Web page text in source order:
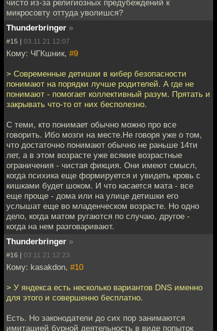
чисто из-за религиозных предубеждений к
микросовту оттуда уволишся?
Thunderbringer »
#15 | 03.11.21 12:07
Кому: ЧГКшник, #9
> Современные детишки в кибер безопасности
понимают на порядки лучше родителей. А где не
понимают - помогает коллективный разум. Прятать и
закрывать что-то от них бесполезно.
С теми, кто понимает обычно можно про все
говорить. Ибо мозги на месте.Не говоря уже о том,
что достаточно понимают обычно не раньше 14ти
лет, а в этом возрасте уже всякие возрастные
ограничения - чистая фикция. Они имеют смысл,
когда психика еще формируется и увидеть кровь с
кишками будет шоком. И что касается мата - все
еще проще - дома или на улице детишки его
услышат еще во младенческом возрасте. Но одно
дело, когда матом ругаются по случаю, другое -
когда на нем разговаривают.
Thunderbringer »
#16 | 03.11.21 12:23
Кому: kasakdon, #10
> У яндекса есть несколько вариантов DNS именно
для этого и совершенно бесплатно.
Есть. Но законодатели до сих пор занимаются
имитацией бурной деятельность в виде попыток